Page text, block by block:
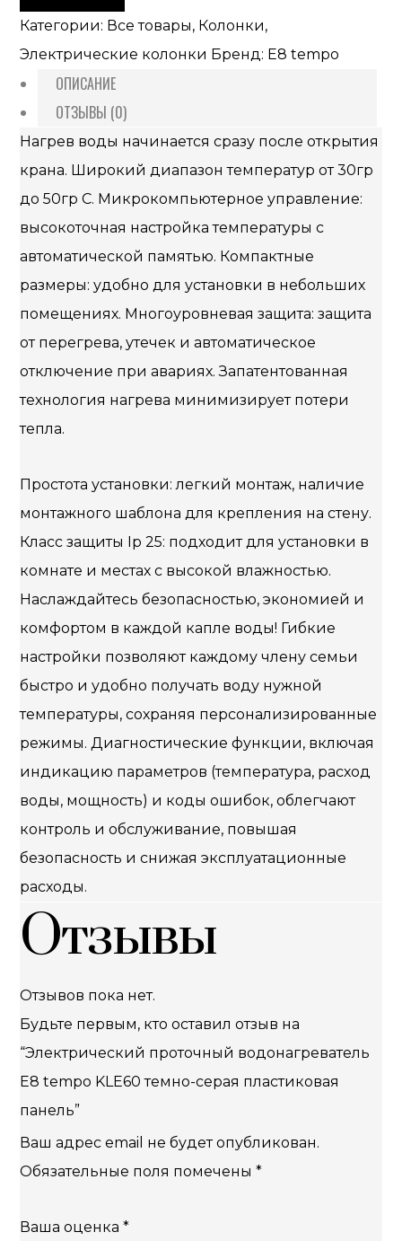
Категории: Все товары, Колонки,
Электрические колонки Бренд: E8 tempo
ОПИСАНИЕ
ОТЗЫВЫ (0)
Нагрев воды начинается сразу после открытия
крана. Широкий диапазон температур от 30гр
до 50гр C. Микрокомпьютерное управление:
высокоточная настройка температуры с
автоматической памятью. Компактные
размеры: удобно для установки в небольших
помещениях. Многоуровневая защита: защита
от перегрева, утечек и автоматическое
отключение при авариях. Запатентованная
технология нагрева минимизирует потери
тепла.
Простота установки: легкий монтаж, наличие
монтажного шаблона для крепления на стену.
Класс защиты Ip 25: подходит для установки в
комнате и местах с высокой влажностью.
Наслаждайтесь безопасностью, экономией и
комфортом в каждой капле воды! Гибкие
настройки позволяют каждому члену семьи
быстро и удобно получать воду нужной
температуры, сохраняя персонализированные
режимы. Диагностические функции, включая
индикацию параметров (температура, расход
воды, мощность) и коды ошибок, облегчают
контроль и обслуживание, повышая
безопасность и снижая эксплуатационные
расходы.
Отзывы
Отзывов пока нет.
Будьте первым, кто оставил отзыв на
“Электрический проточный водонагреватель
E8 tempo KLE60 темно-серая пластиковая
панель”
Ваш адрес email не будет опубликован.
Обязательные поля помечены*
Ваша оценка*